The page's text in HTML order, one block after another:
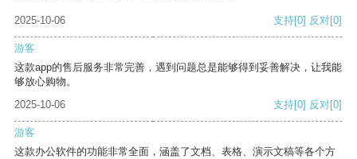
2025-10-06 支持[0] 反对[0]
游客
这款app的售后服务非常完善，遇到问题总是能够得到妥善解决，让我能
够放心购物。
2025-10-06
支持[0] 反对[0]
游客
这款办公软件的功能非常全面，涵盖了文档、表格、演示文稿等各个方